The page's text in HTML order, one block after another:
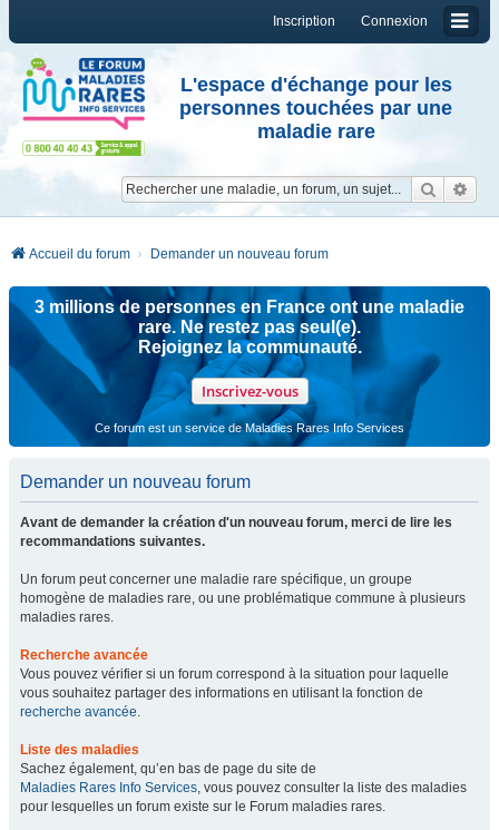
Connexion
Inscription
L'espace d'échange pour les
personnes touchées par une
maladie rare
Accueil du forum Demander un nouveau forum
3 millions de personnes en France ont une maladie
rare. Ne restez pas seul(e).
Rejoignez la communauté.
Inscrivez-vous
Ce forum est un service de Maladies Rares Info Services
Demander un nouveau forum
Avant de demander la création d'un nouveau forum, merci de lire les
recommandations suivantes.
Un forum peut concerner une maladie rare spécifique, un groupe
homogène de maladies rare, ou une problématique commune à plusieurs
maladies rares.
Recherche avancée
Vous pouvez vérifier si un forum correspond à la situation pour laquelle
vous souhaitez partager des informations en utilisant la fonction de
recherche avancée.
Liste des maladies
Sachez également, qu’en bas de page du site de
Maladies Rares Info Services, vous pouvez consulter la liste des maladies
pour lesquelles un forum existe sur le Forum maladies rares.